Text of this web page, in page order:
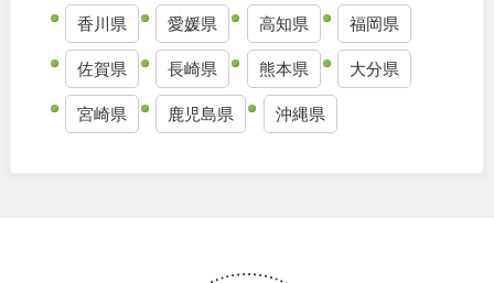
香川県 愛媛県 高知県 福岡県
佐賀県 長崎県 熊本県 大分県
宮崎県 鹿児島県 沖縄県